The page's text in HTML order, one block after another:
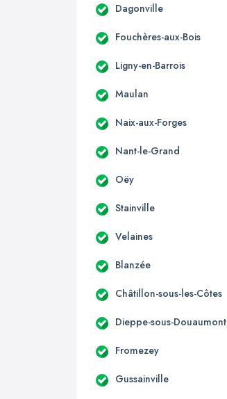
Dagonville
Fouchères-aux-Bois
Ligny-en-Barrois
Maulan
Naix-aux-Forges
Nant-le-Grand
Oëy
Stainville
Velaines
Blanzée
Châtillon-sous-les-Côtes
Dieppe-sous-Douaumont
Fromezey
Gussainville